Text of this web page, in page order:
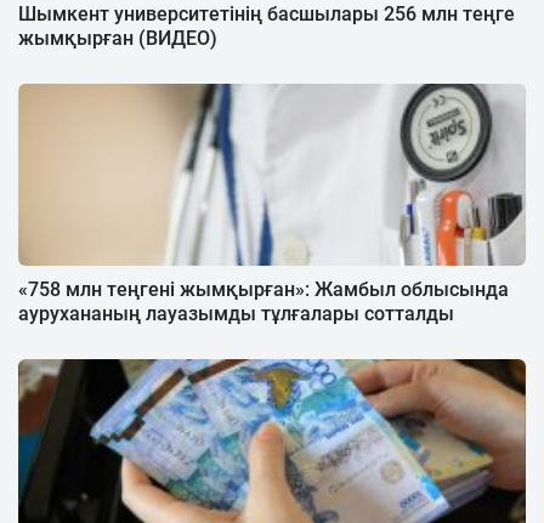
Шымкент университетінің басшылары 256 млн теңге
жымқырған (ВИДЕО)
«758 млн теңгені жымқырған»: Жамбыл облысында
аурухананың лауазымды тұлғалары сотталды